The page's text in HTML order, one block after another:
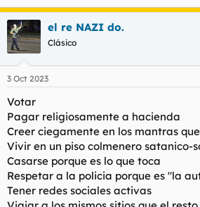
el re NAZI do.
Clásico
3 Oct 2023
Votar
Pagar religiosamente a hacienda
Creer ciegamente en los mantras
Vivir en un piso colmenero satanico-
Casarse porque es lo que toca
Respetar a la policia porque es "la
Tener redes sociales activas